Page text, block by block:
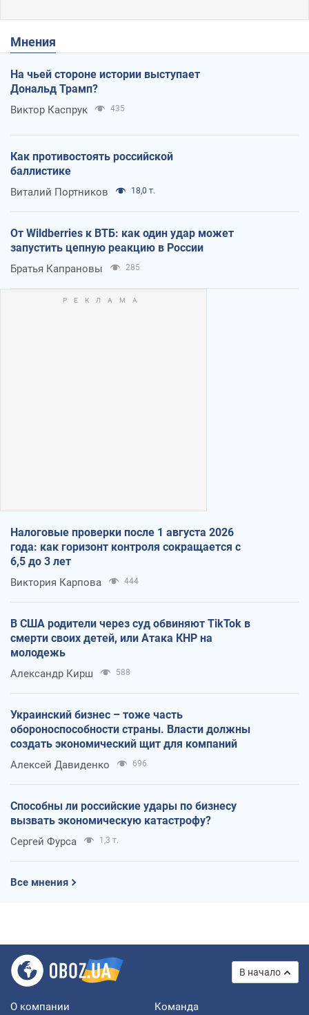
Мнения
На чьей стороне истории выступает
Дональд Трамп?
Виктор Каспрук 435
Как противостоять российской
баллистике
Виталий Портников 18,0 т.
От Wildberries к ВТБ: как один удар может
запустить цепную реакцию в России
Братья Капрановы 285
Налоговые проверки после 1 августа 2026
года: как горизонт контроля сокращается с
6,5 до 3 лет
Виктория Карпова 444
В США родители через суд обвиняют TikTok в
смерти своих детей, или Атака КНР на
молодежь
Александр Кирш 588
Украинский бизнес – тоже часть
обороноспособности страны. Власти должны
создать экономический щит для компаний
Алексей Давиденко 696
Способны ли российские удары по бизнесу
вызвать экономическую катастрофу?
Сергей Фурса 1,3 т.
Все мнения
В начало
О компании Команда